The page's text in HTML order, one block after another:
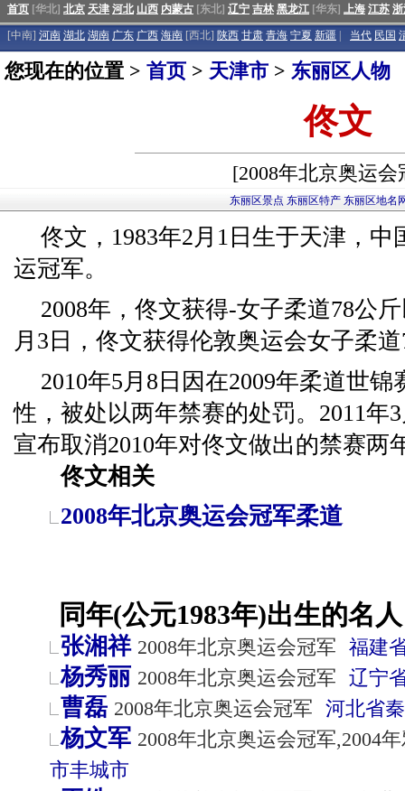
首页 [华北] 北京 天津 河北 山西 内蒙古 [东北] 辽宁 吉林 黑龙江 [华东] 上海 江苏
[中南] 河南 湖北 湖南 广东 广西 海南 [西北] 陕西 甘肃 青海 宁夏 新疆 当代 民国
您现在的位置 > 首页 > 天津市 > 东丽区人物
佟文
[2008年北京奥运会
东丽区景点 东丽区特产 东丽区地名
佟文，1983年2月1日生于天津，
运冠军。
2008年，佟文获得-女子柔道78公
月3日，佟文获得伦敦奥运会女子柔
2010年5月8日因在2009年柔道世
性，被处以两年禁赛的处罚。2011年
宣布取消2010年对佟文做出的禁赛两
佟文相关
2008年北京奥运会冠军柔道
同年(公元1983年)出生的名
张湘祥 2008年北京奥运会冠军 福建
杨秀丽 2008年北京奥运会冠军 辽宁
曹磊 2008年北京奥运会冠军 河北省
杨文军 2008年北京奥运会冠军,2004
市丰城市